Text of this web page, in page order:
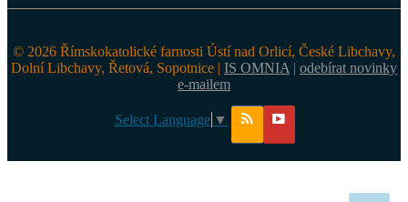
© 2026 Římskokatolické farnosti Ústí nad Orlicí, České Libchavy,
Dolní Libchavy, Řetová, Sopotnice | IS OMNIA | odebírat novinky
e-mailem
Select Language ▼